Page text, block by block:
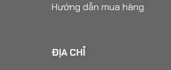
Hướng dẫn mua hàng
ĐỊA CHỈ